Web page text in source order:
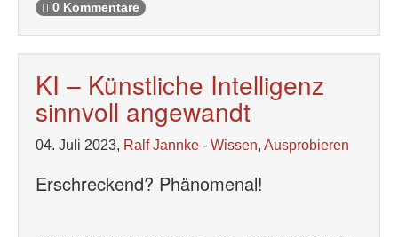
0 Kommentare
KI – Künstliche Intelligenz
sinnvoll angewandt
04. Juli 2023, Ralf Jannke - Wissen, Ausprobieren
Erschreckend? Phänomenal!